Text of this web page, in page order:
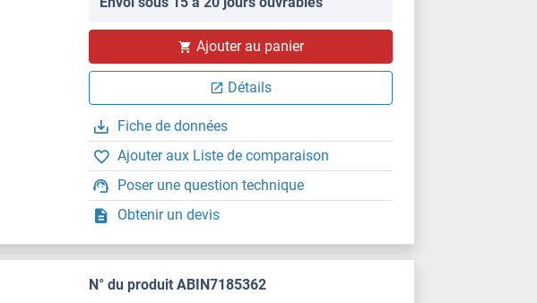
Ajouter au panier
Détails
Fiche de données
Ajouter aux Liste de comparaison
Poser une question technique
Obtenir un devis
N° du produit ABIN7185362